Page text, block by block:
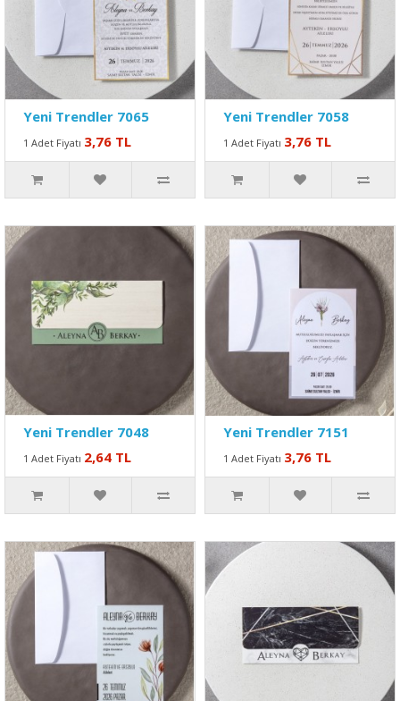
Yeni Trendler 7065
1 Adet Fiyatı 3,76 TL
Yeni Trendler 7058
1 Adet Fiyatı 3,76 TL
Yeni Trendler 7048
1 Adet Fiyatı 2,64 TL
Yeni Trendler 7151
1 Adet Fiyatı 3,76 TL